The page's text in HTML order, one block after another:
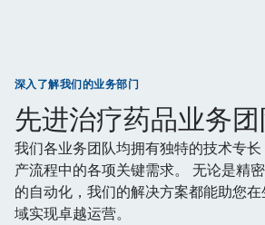
深入了解我们的业务部门
先进治疗药品业务
我们各业务团队均拥有独特的技术专
产流程中的各项关键需求。 无论是精
的自动化，我们的解决方案都能助您
域实现卓越运营。